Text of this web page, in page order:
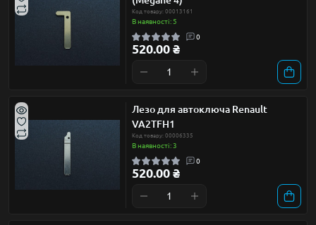
Код товару: 00013161
В наявності: 5
0
520.00 ₴
Лезо для автоключа Renault
VA2TFH1
Код товару: 00006335
В наявності: 3
0
520.00 ₴